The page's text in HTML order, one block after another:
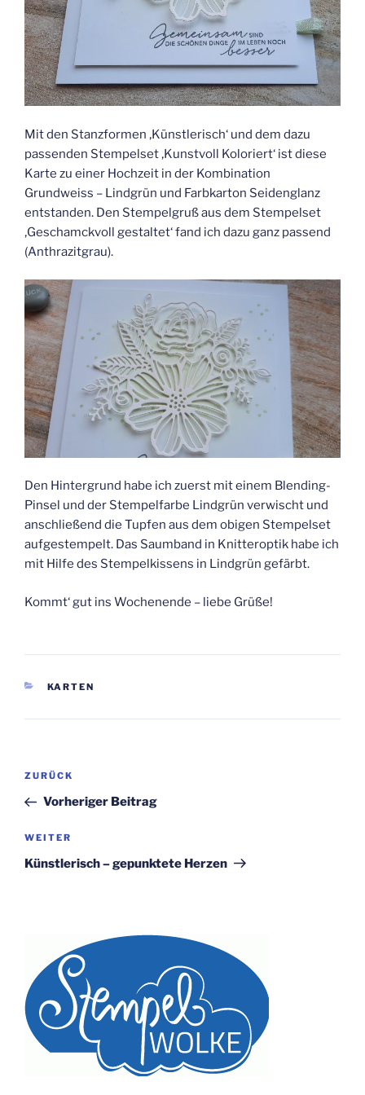
Mit den Stanzformen ‚Künstlerisch‘ und dem dazu
passenden Stempelset ‚Kunstvoll Koloriert‘ ist diese
Karte zu einer Hochzeit in der Kombination
Grundweiss – Lindgrün und Farbkarton Seidenglanz
entstanden. Den Stempelgruß aus dem Stempelset
‚Geschamckvoll gestaltet‘ fand ich dazu ganz passend
(Anthrazitgrau).
Den Hintergrund habe ich zuerst mit einem Blending-
Pinsel und der Stempelfarbe Lindgrün verwischt und
anschließend die Tupfen aus dem obigen Stempelset
aufgestempelt. Das Saumband in Knitteroptik habe ich
mit Hilfe des Stempelkissens in Lindgrün gefärbt.
Kommt‘ gut ins Wochenende – liebe Grüße!
KATEGORIEN
KARTEN
Beitragsnavigation
Vorheriger
Beitrag
ZURÜCK
Vorheriger Beitrag
Nächster
Beitrag
WEITER
Künstlerisch – gepunktete Herzen